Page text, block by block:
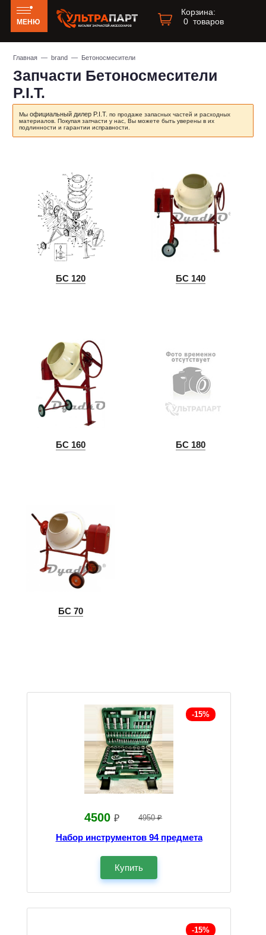
МЕНЮ
Корзина:
0 товаров
Главная —brand — Бетоносмесители
Запчасти Бетоносмесители
P.I.T.
Мыофициальный дилер P.I.T. по продаже запасных частей и расходных
материалов. Покупая запчасти у нас, Вы можете быть уверены в их
подлинности и гарантии исправности.
БС 120 БС 140
БС 160 БС 180
БС 70
-15%
4500 ₽ 4950 ₽
Набор инструментов 94 предмета
Купить
-15%